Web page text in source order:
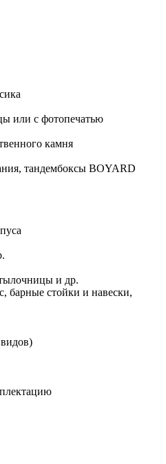
или с фотопечатью
камня
тандембоксы BOYARD
и др.
барные стойки и навески,